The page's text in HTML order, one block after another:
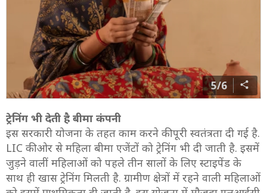
5/6
ट्रेनिंग भी देती है बीमा कंपनी
इस सरकारी योजना के तहत काम करने की पूरी स्‍वतंत्रता दी गई है.
LIC की ओर से महिला बीमा एजेंटों को ट्रेनिंग भी दी जाती है. इसमें
जुड़ने वालीं महिलाओं को पहले तीन सालों के लिए स्टाइपेंड के
साथ ही खास ट्रेनिंग मिलती है. ग्रामीण क्षेत्रों में रहने वाली महिलाओं